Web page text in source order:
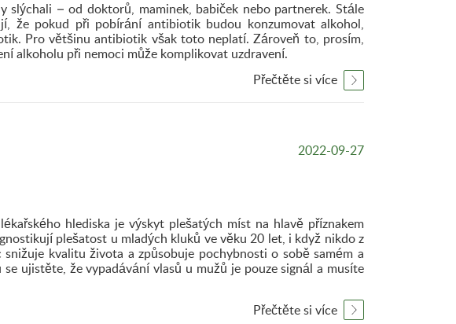
slýchali – od doktorů, maminek, babiček nebo partnerek. Stále
že pokud při pobírání antibiotik budou konzumovat alkohol,
Pro většinu antibiotik však toto neplatí. Zároveň to, prosím,
alkoholu při nemoci může komplikovat uzdravení.
Přečtěte si více
2022-09-27
hlediska je výskyt plešatých míst na hlavě příznakem
plešatost u mladých kluků ve věku 20 let, i když nikdo z
kvalitu života a způsobuje pochybnosti o sobě samém a
ujistěte, že vypadávání vlasů u mužů je pouze signál a musíte
Přečtěte si více